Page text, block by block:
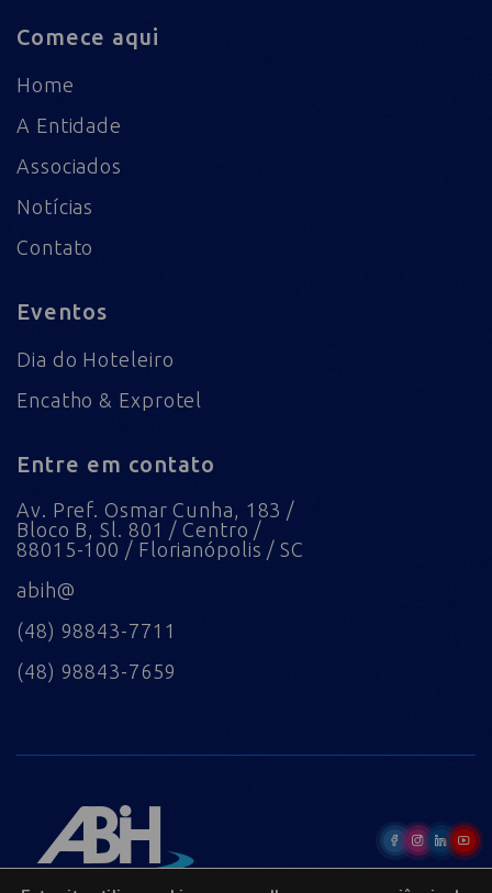
Comece aqui
Home
A Entidade
Associados
Notícias
Contato
Eventos
Dia do Hoteleiro
Encatho & Exprotel
Entre em contato
Av. Pref. Osmar Cunha, 183 /
Bloco B, Sl. 801 / Centro /
88015-100 / Florianópolis / SC
abih@
(48) 98843-7711
(48) 98843-7659